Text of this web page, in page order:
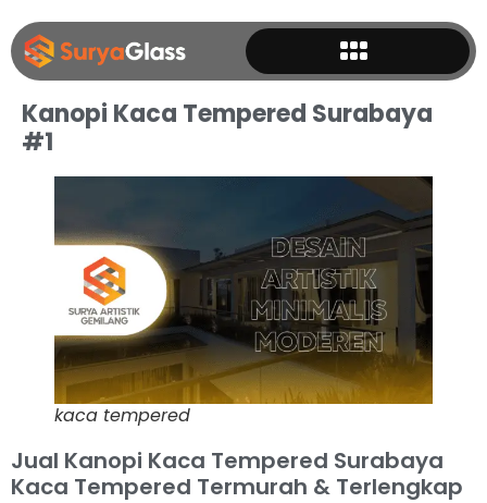
Kanopi Kaca Tempered Surabaya
#1
kaca tempered
Jual Kanopi Kaca Tempered Surabaya
Kaca Tempered Termurah & Terlengkap